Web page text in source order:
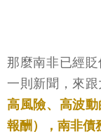
那麼南非已經
一則新聞，來
高風險、高波
報酬），南非債